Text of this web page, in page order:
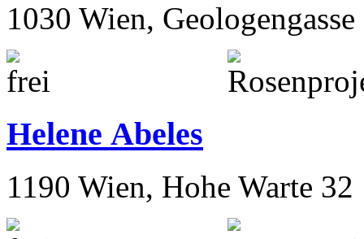
1030 Wien,
Helene Abeles
1190 Wien, Hohe Warte 32